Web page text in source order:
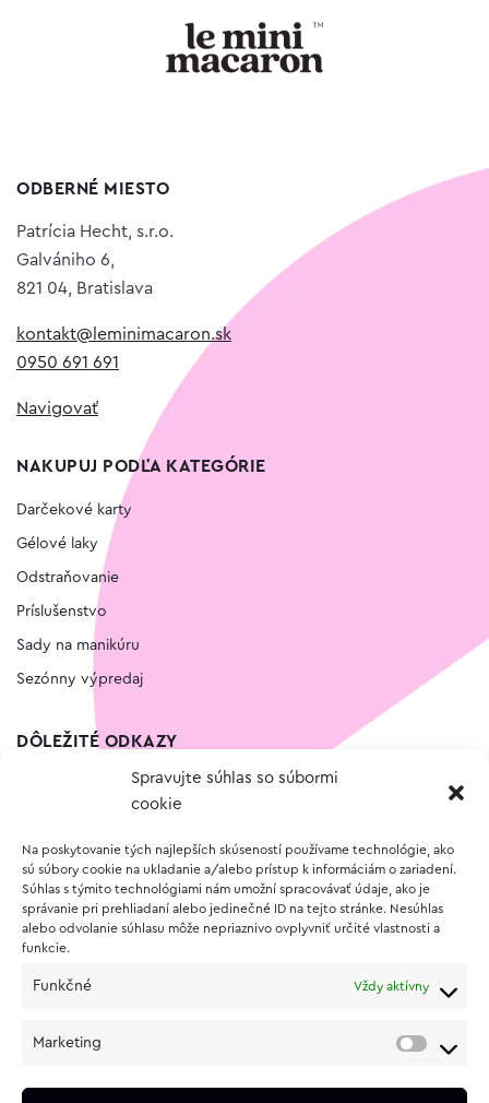
Spravujte súhlas so súbormi
cookie
Na poskytovanie tých najlepších skúseností používame technológie, ako
sú súbory cookie na ukladanie a/alebo prístup k informáciám o zariadení.
Súhlas s týmito technológiami nám umožní spracovávať údaje, ako je
správanie pri prehliadaní alebo jedinečné ID na tejto stránke. Nesúhlas
alebo odvolanie súhlasu môže nepriaznivo ovplyvniť určité vlastnosti a
funkcie.
Funkčné Vždy aktívny
Marketing
ODBERNÉ MIESTO
Patrícia Hecht, s.r.o.
Galvániho 6,
821 04, Bratislava
kontakt@leminimacaron.sk
0950 691 691
Navigovať
NAKUPUJ PODĽA KATEGÓRIE
Darčekové karty
Gélové laky
Odstraňovanie
Príslušenstvo
Sady na manikúru
Sezónny výpredaj
DÔLEŽITÉ ODKAZY
Vernostný program
O NÁKUPE
Vrátenie a reklamácia tovaru